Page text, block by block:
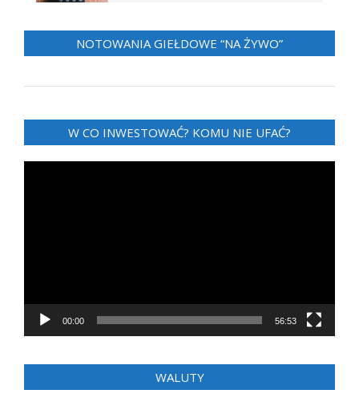
NOTOWANIA GIEŁDOWE “NA ŻYWO”
W CO INWESTOWAĆ? KOMU NIE UFAĆ?
00:00 56:53
WALUTY